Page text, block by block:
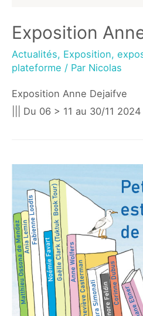
Exposition
Actualités, Exposition,
plateforme / Par Nicolas
Exposition Anne Dejaifve
||| Du 06 > 11 au 30/11 2024